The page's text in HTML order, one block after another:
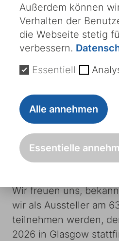
ERA 2026
Wir stellen auf dem
Wir freuen uns,
wir als Aussteller am
teilnehmen werden,
2026 in Glasgow
Außerdem können
Verhalten der
die Webseite stetig
verbessern.
Essentiell
Alle annehmen
Essentielle